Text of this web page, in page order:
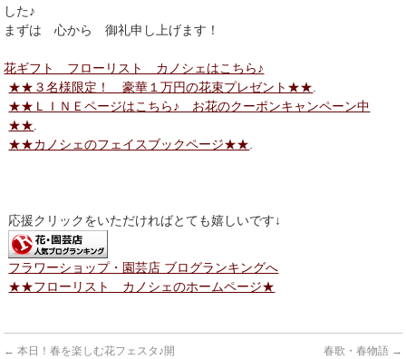
した♪
まずは 心から 御礼申し上げます！
花ギフト フローリスト カノシェはこちら♪
★★３名様限定！ 豪華１万円の花束プレゼント★★
★★ＬＩＮＥページはこちら♪ お花のクーポンキャンペーン中
★★
★★カノシェのフェイスブックページ★★
応援クリックをいただければとても嬉しいです↓
フラワーショップ・園芸店 ブログランキングへ
★★フローリスト カノシェのホームページ★
← 本日！春を楽しむ花フェスタ♪開
春歌・春物語 →